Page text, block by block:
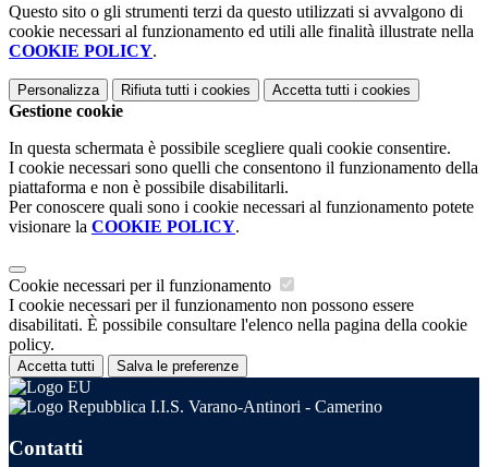
Questo sito o gli strumenti terzi da questo utilizzati si avvalgono di
cookie necessari al funzionamento ed utili alle finalità illustrate nella
COOKIE POLICY.
Personalizza Rifiuta tutti i cookies Accetta tutti i cookies
Gestione cookie
In questa schermata è possibile scegliere quali cookie consentire.
I cookie necessari sono quelli che consentono il funzionamento della
piattaforma e non è possibile disabilitarli.
Per conoscere quali sono i cookie necessari al funzionamento potete
visionare la COOKIE POLICY.
Cookie necessari per il funzionamento
I cookie necessari per il funzionamento non possono essere
disabilitati. È possibile consultare l'elenco nella pagina della cookie
policy.
Accetta tutti Salva le preferenze
I.I.S. Varano-Antinori - Camerino
Contatti